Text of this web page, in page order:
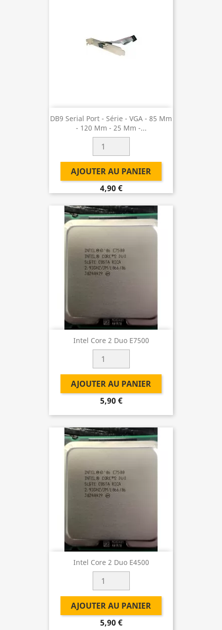
DB9 Serial Port - Série - VGA - 85 Mm
- 120 Mm - 25 Mm -...
AJOUTER AU PANIER
4,90 €
Intel Core 2 Duo E7500
AJOUTER AU PANIER
5,90 €
Intel Core 2 Duo E4500
AJOUTER AU PANIER
5,90 €